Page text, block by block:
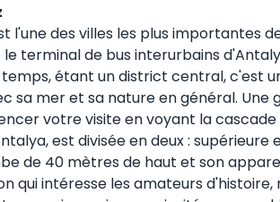
l'une des villes les plus importantes
terminal de bus interurbains
étant un district central, c'est
sa mer et sa nature en général.
votre visite en voyant la
est divisée en deux :
de 40 mètres de haut et son
qui intéresse les amateurs